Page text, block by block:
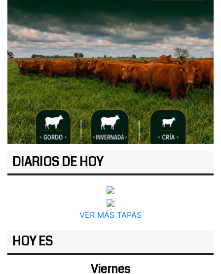
DIARIOS DE HOY
VER MÁS TAPAS
HOY ES
Viernes